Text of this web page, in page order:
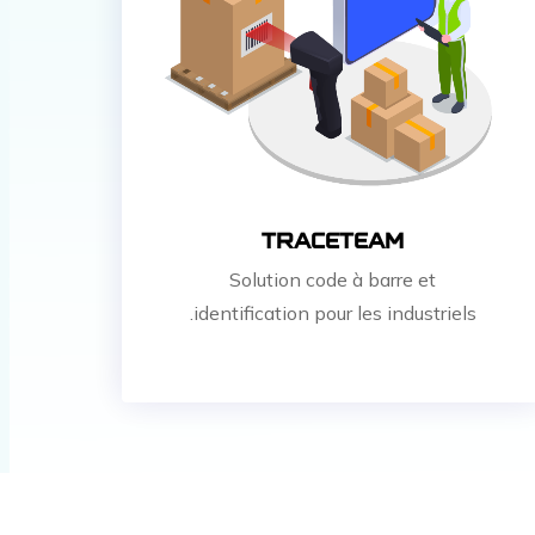
TRACETEAM
Solution code à barre et
identification pour les industriels.